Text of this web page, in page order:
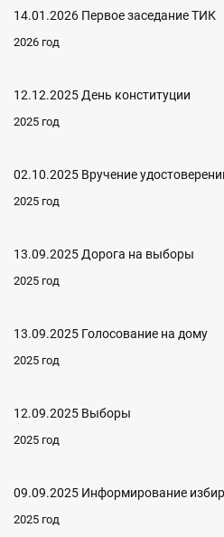
14.01.2026 Первое заседание ТИК
2026 год
12.12.2025 День конституции
2025 год
02.10.2025 Вручение
2025 год
13.09.2025 Дорога на выборы
2025 год
13.09.2025 Голосование на дому
2025 год
12.09.2025 Выборы
2025 год
09.09.2025 Информирование
2025 год